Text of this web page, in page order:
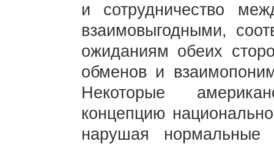
и сотрудничество
взаимовыгодными,
ожиданиям обеих
обменов и
Некоторые
концепцию
нарушая нормальные